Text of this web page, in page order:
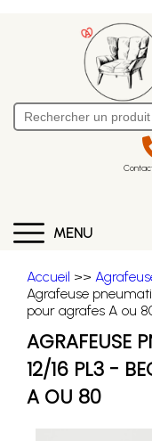
MENU
Accueil >>
Agrafeuse
pour agrafes A ou
AGRAFEUSE
12/16 PL3 -
A OU 80